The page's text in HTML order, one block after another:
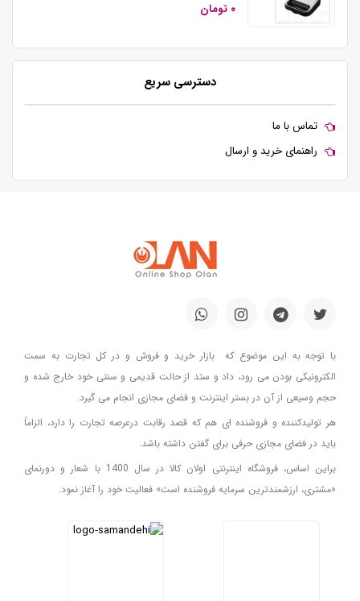
۰ تومان
دسترسی سریع
تماس با ما
راهنمای خرید و ارسال
با توجه به این موضوع که بازار خرید و فروش و در کل تجارت به سمت
الکترونیکی بودن می رود، داد و ستد از حالت قدیمی و سنتی خود خارج شده و
حجم وسیعی از آن در بستر اینترنت و فضای مجازی انجام می گیرد.
هر تولیدکننده و فروشنده ای هم که قصد رقابت درعرصه تجارت را دارد، الزاماً
باید در فضای مجازی حرفی برای گفتن داشته باشد.
براین اساس، فروشگاه اینترنتی اولان کالا در سال 1400 با شعار و دورنمای
«مشتری، ارزشمندترین سرمایه فروشنده است» فعالیت خود را آغاز نمود.